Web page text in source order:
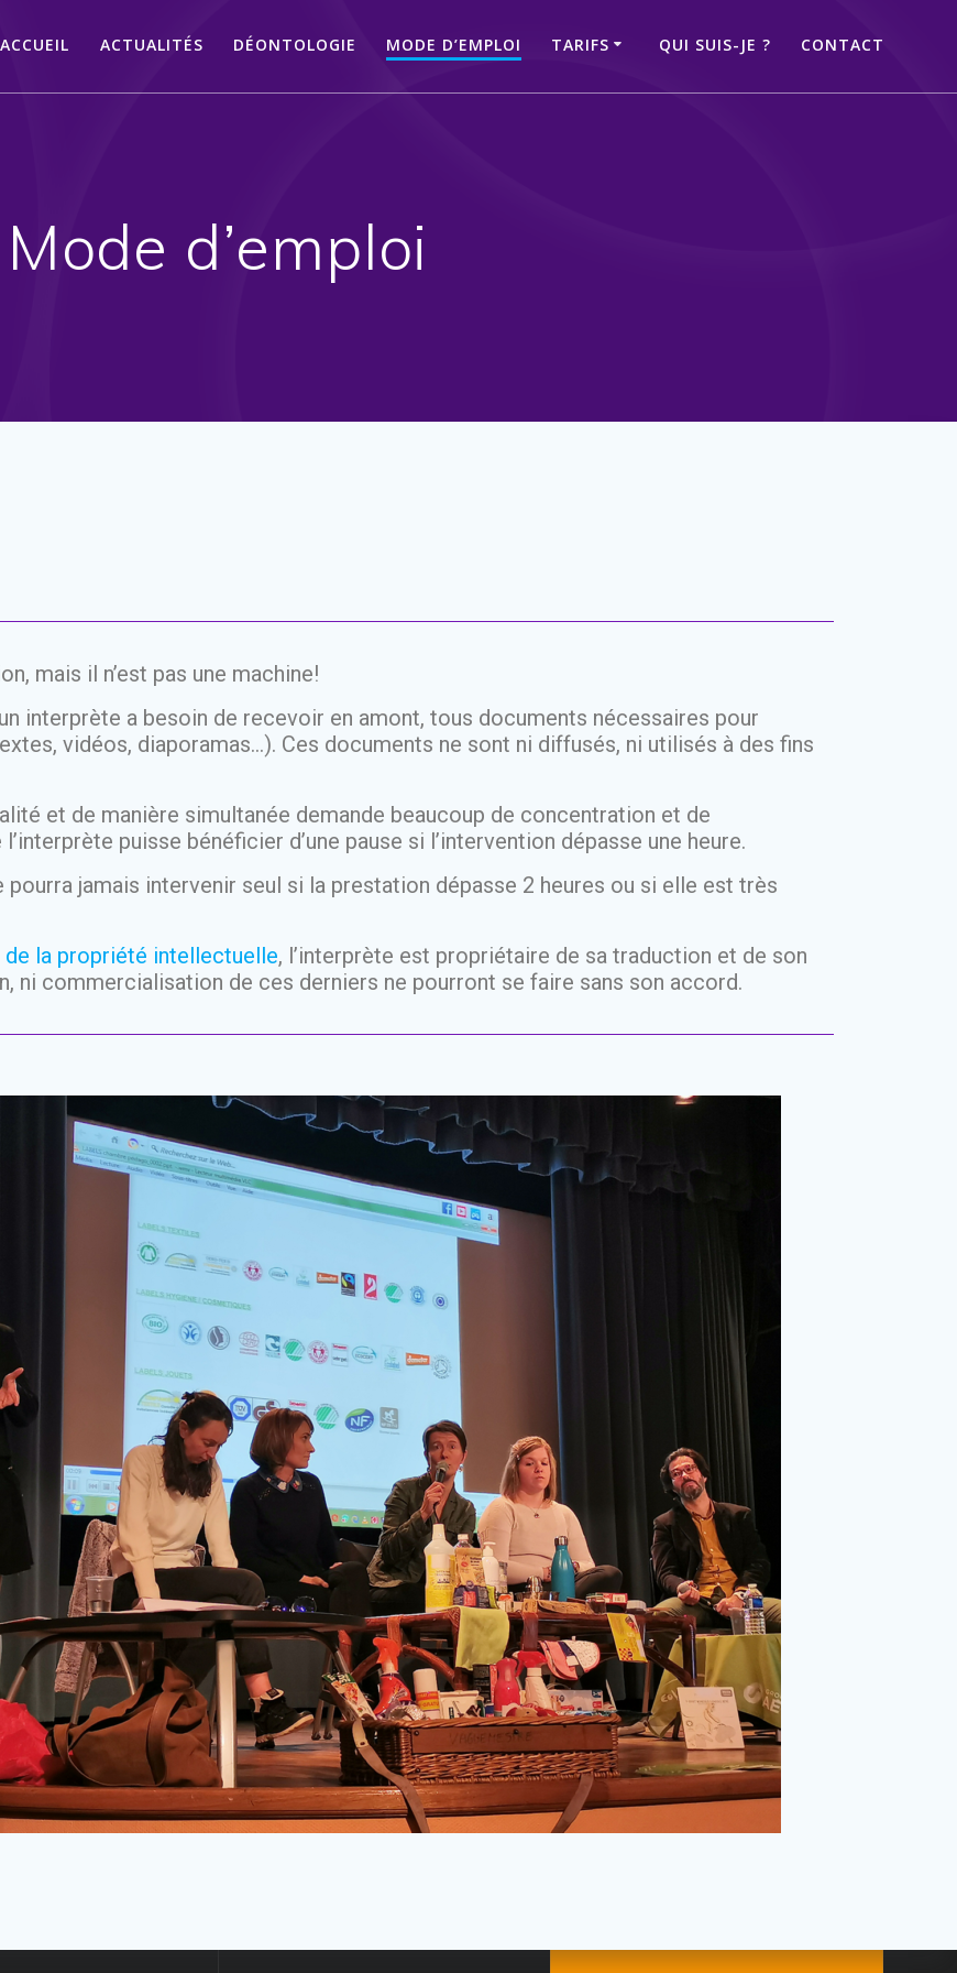
ACCUEIL ACTUALITÉS DÉONTOLOGIE MODE D’EMPLOI TARIFS QUI SUIS-JE ? CONTACT
Mode d’emploi
mais il n’est pas une machine!
interprète a besoin de recevoir en amont, tous documents nécessaires pour
vidéos, diaporamas…). Ces documents ne sont ni diffusés, ni utilisés à des fins
et de manière simultanée demande beaucoup de concentration et de
puisse bénéficier d’une pause si l’intervention dépasse une heure.
jamais intervenir seul si la prestation dépasse 2 heures ou si elle est très
la propriété intellectuelle, l’interprète est propriétaire de sa traduction et de son
ni commercialisation de ces derniers ne pourront se faire sans son accord.